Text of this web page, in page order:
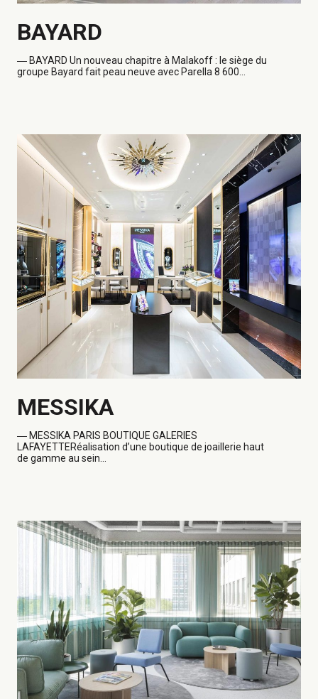
BAYARD
― BAYARD Un nouveau chapitre à Malakoff : le siège du
groupe Bayard fait peau neuve avec Parella 8 600...
MESSIKA
― MESSIKA PARIS BOUTIQUE GALERIES
LAFAYETTERéalisation d’une boutique de joaillerie haut
de gamme au sein...